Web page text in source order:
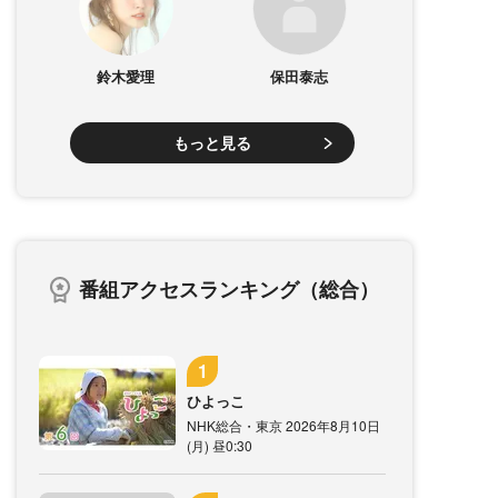
鈴木愛理 保田泰志
もっと見る
番組アクセスランキング（総合）
ひよっこ
NHK総合・東京 2026年8月10日
(月) 昼0:30